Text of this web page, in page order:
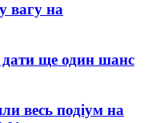
вагу на
ще один шанс
весь подіум на